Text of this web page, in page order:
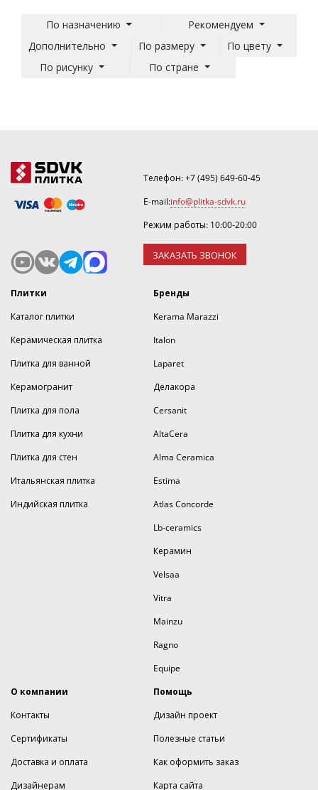
По назначению
Рекомендуем
Дополнительно
По размеру
По цвету
По рисунку
По стране
Телефон:+7 (495) 649-60-45
E-mail:info@plitka-sdvk.ru
Режим работы: 10:00-20:00
ЗАКАЗАТЬ ЗВОНОК
Плитки
Каталог плитки
Керамическая плитка
Плитка для ванной
Керамогранит
Плитка для пола
Плитка для кухни
Плитка для стен
Итальянская плитка
Индийская плитка
Бренды
Kerama Marazzi
Italon
Laparet
Делакора
Cersanit
AltaCera
Alma Ceramica
Estima
Atlas Concorde
Lb-ceramics
Керамин
Velsaa
Vitra
Mainzu
Ragno
Equipe
О компании
Контакты
Сертификаты
Доставка и оплата
Дизайнерам
Помощь
Дизайн проект
Полезные статьи
Как оформить заказ
Карта сайта